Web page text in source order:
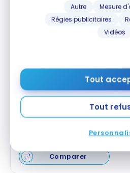
Autre
Mesure
Régies publicitaires
Vidéos
Tout
Tout
Express
Jusqu'à 85 000 Points
3 fois les points
Salons Feuille
Tarif préférentiel
Comparer